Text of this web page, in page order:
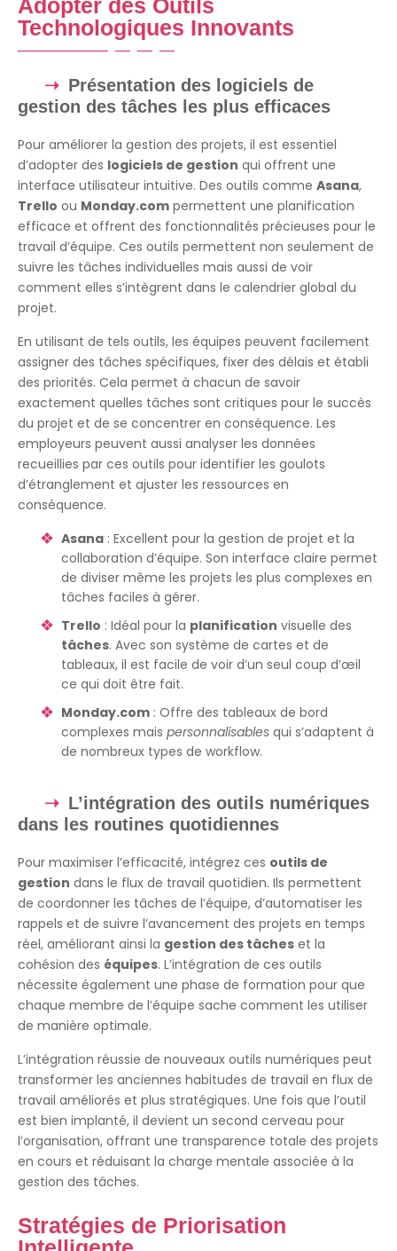
Technologiques Innovants
Présentation des logiciels de
gestion des tâches les plus efficaces
Pour améliorer la gestion des projets, il est essentiel
d’adopter des logiciels de gestion qui offrent une
interface utilisateur intuitive. Des outils comme Asana,
Trello ou Monday.com permettent une planification
efficace et offrent des fonctionnalités précieuses pour le
travail d’équipe. Ces outils permettent non seulement de
suivre les tâches individuelles mais aussi de voir
comment elles s’intègrent dans le calendrier global du
projet.
En utilisant de tels outils, les équipes peuvent facilement
assigner des tâches spécifiques, fixer des délais et établi
des priorités. Cela permet à chacun de savoir
exactement quelles tâches sont critiques pour le succès
du projet et de se concentrer en conséquence. Les
employeurs peuvent aussi analyser les données
recueillies par ces outils pour identifier les goulots
d’étranglement et ajuster les ressources en
conséquence.
Asana : Excellent pour la gestion de projet et la
collaboration d’équipe. Son interface claire permet
de diviser même les projets les plus complexes en
tâches faciles à gérer.
Trello : Idéal pour la planification visuelle des
tâches. Avec son système de cartes et de
tableaux, il est facile de voir d’un seul coup d’œil
ce qui doit être fait.
Monday.com : Offre des tableaux de bord
complexes mais personnalisables qui s’adaptent à
de nombreux types de workflow.
L’intégration des outils numériques
dans les routines quotidiennes
Pour maximiser l’efficacité, intégrez ces outils de
gestion dans le flux de travail quotidien. Ils permettent
de coordonner les tâches de l’équipe, d’automatiser les
rappels et de suivre l’avancement des projets en temps
réel, améliorant ainsi la gestion des tâches et la
cohésion des équipes. L’intégration de ces outils
nécessite également une phase de formation pour que
chaque membre de l’équipe sache comment les utiliser
de manière optimale.
L’intégration réussie de nouveaux outils numériques peut
transformer les anciennes habitudes de travail en flux de
travail améliorés et plus stratégiques. Une fois que l’outil
est bien implanté, il devient un second cerveau pour
l’organisation, offrant une transparence totale des projets
en cours et réduisant la charge mentale associée à la
gestion des tâches.
Stratégies de Priorisation